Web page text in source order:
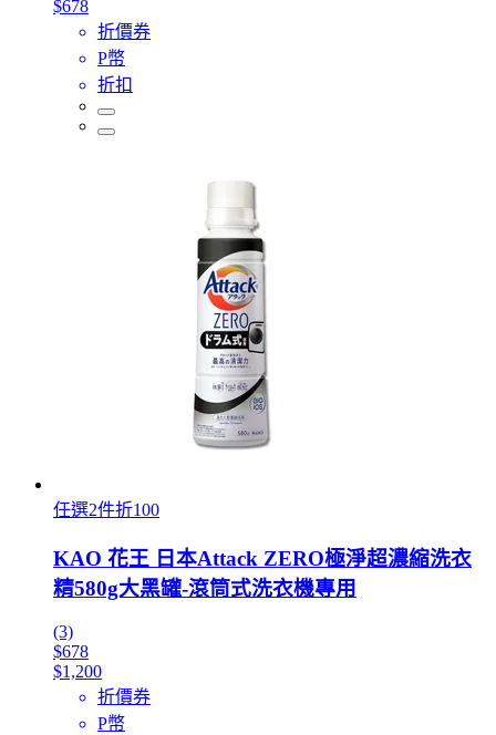
$678
折價券
P幣
折扣
任選2件折100
KAO 花王 日本Attack ZERO極淨超濃縮洗衣
精580g大黑罐-滾筒式洗衣機專用
(3)
$678
$1,200
折價券
P幣